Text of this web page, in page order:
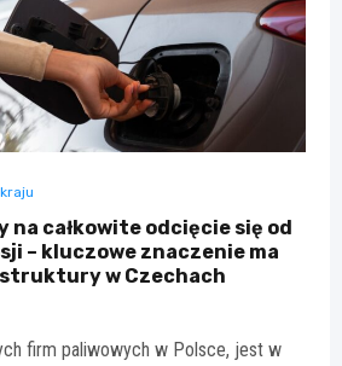
na całkowite odcięcie się od
– kluczowe znaczenie ma
w Czechach
firm paliwowych w Polsce, jest w